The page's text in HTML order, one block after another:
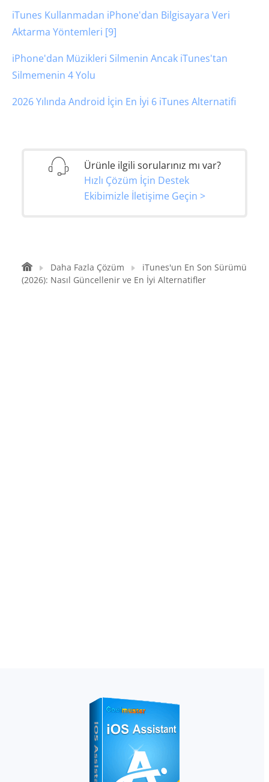
iTunes Kullanmadan iPhone'dan Bilgisayara Veri
Aktarma Yöntemleri [9]
iPhone'dan Müzikleri Silmenin Ancak iTunes'tan
Silmemenin 4 Yolu
2026 Yılında Android İçin En İyi 6 iTunes Alternatifi
Ürünle ilgili sorularınız mı var?
Hızlı Çözüm İçin Destek
Ekibimizle İletişime Geçin >
Daha Fazla Çözüm
iTunes'un En Son Sürümü
(2026): Nasıl Güncellenir ve En İyi Alternatifler